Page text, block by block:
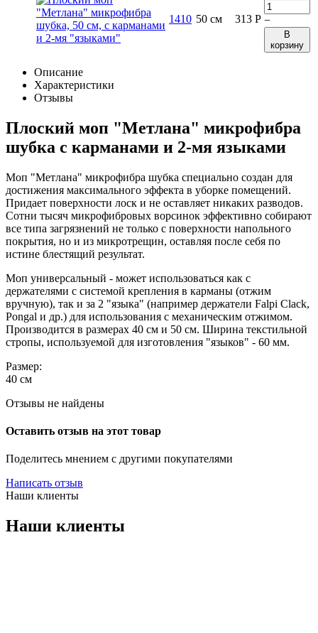
1410 50 см 313 Р −
В
корзину
Описание
Характеристики
Отзывы
Плоский моп "Метлана" микрофибра
шубка с карманами и 2-мя языками
Моп "Метлана" микрофибра шубка специально создан для
достижения максимального эффекта в уборке помещений.
Придает поверхности лоск и не оставляет никаких разводов.
Сотни тысяч микрофибровых ворсинок эффективно собирают
все типа загрязнений не только с поверхности напольного
покрытия, но и из микротрещин, оставляя после себя по
истине блестящий результат.
Моп универсальный - может использоваться как с
держателями с системой крепления в карманы (отжим
вручную), так и за 2 "языка" (например держатели Falpi Clack,
Pongal и др.) для использования с механическим отжимом.
Производится в размерах 40 см и 50 см. Ширина текстильной
стропы, используемой для изготовления "языков" - 60 мм.
Размер:
40 см
Отзывы не найдены
Оставить отзыв на этот товар
Поделитесь мнением с другими покупателями
Написать отзыв
Наши клиенты
Наши клиенты